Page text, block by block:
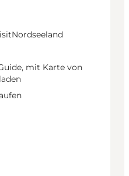
mit Karte von